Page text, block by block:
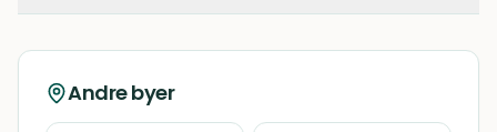
Andre byer